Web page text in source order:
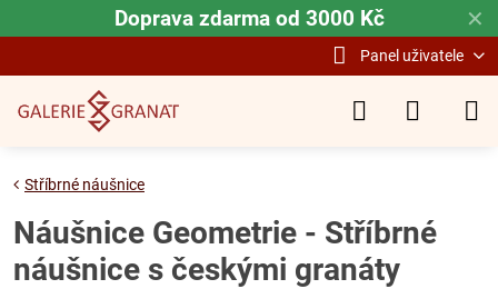
✕
Doprava zdarma od 3000 Kč
Panel uživatele
Stříbrné náušnice
Náušnice Geometrie - Stříbrné
náušnice s českými granáty